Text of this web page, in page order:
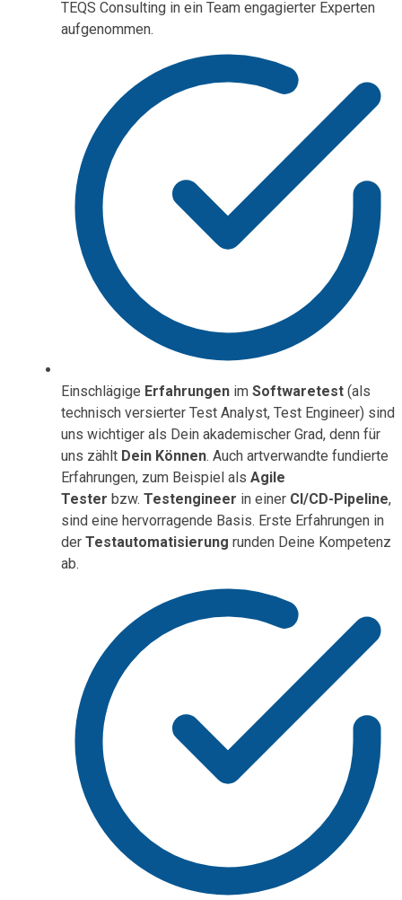
TEQS Consulting in ein Team engagierter Experten
aufgenommen.
Einschlägige Erfahrungen im Softwaretest (als
technisch versierter Test Analyst, Test Engineer) sind
uns wichtiger als Dein akademischer Grad, denn für
uns zählt Dein Können. Auch artverwandte fundierte
Erfahrungen, zum Beispiel als Agile
Tester bzw. Testengineer in einer CI/CD-Pipeline,
sind eine hervorragende Basis. Erste Erfahrungen in
der Testautomatisierung runden Deine Kompetenz
ab.